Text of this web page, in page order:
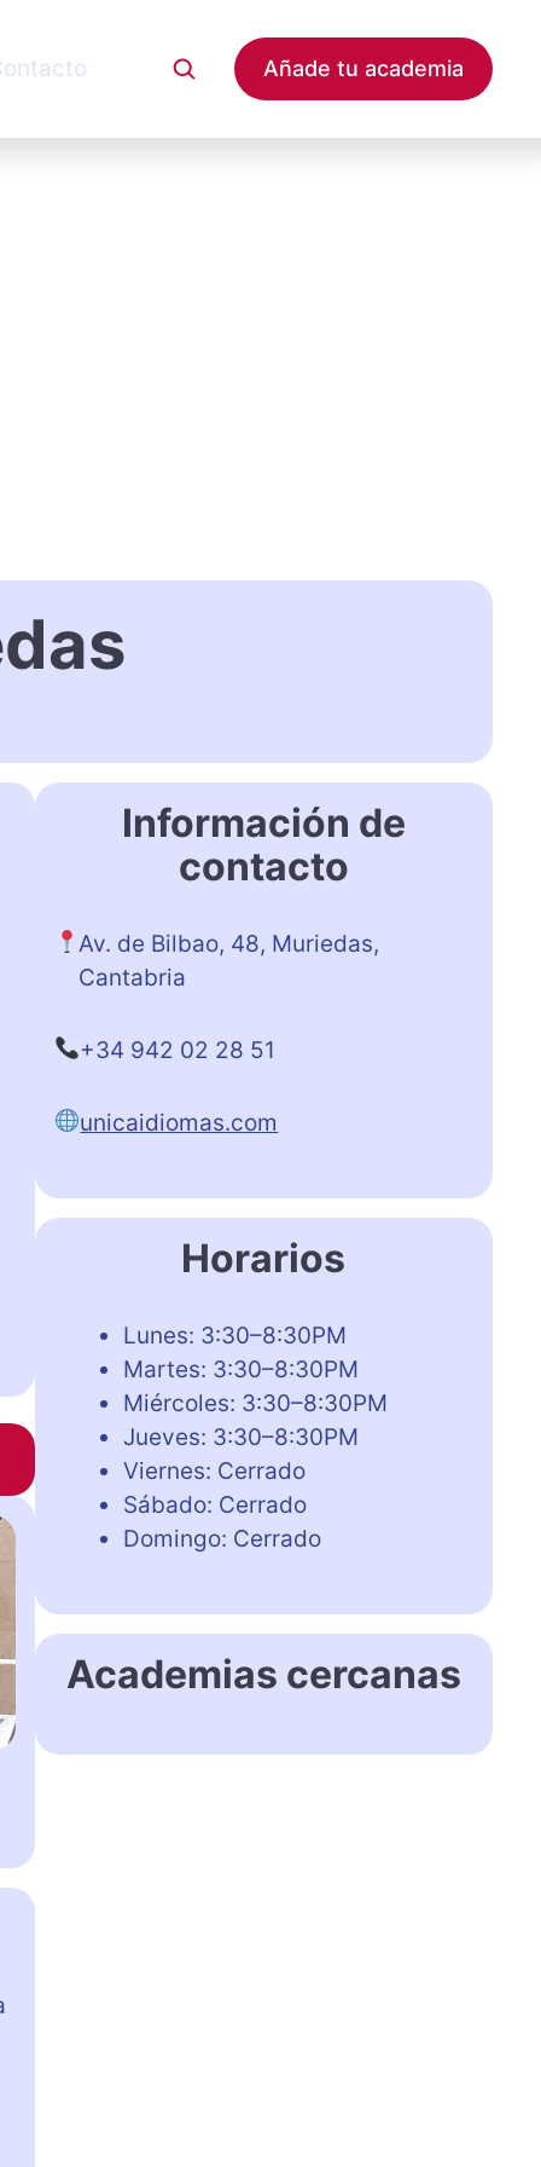
Añade tu academia
Información de
contacto
Av. de Bilbao, 48, Muriedas,
Cantabria
+34 942 02 28 51
unicaidiomas.com
Horarios
Lunes: 3:30–8:30PM
Martes: 3:30–8:30PM
Miércoles: 3:30–8:30PM
Jueves: 3:30–8:30PM
Viernes: Cerrado
Sábado: Cerrado
Domingo: Cerrado
Academias cercanas